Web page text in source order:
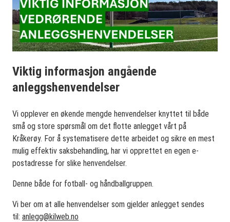
Viktig informasjon angående
anleggshenvendelser
Vi opplever en økende mengde henvendelser knyttet til både
små og store spørsmål om det flotte anlegget vårt på
Kråkerøy. For å systematisere dette arbeidet og sikre en mest
mulig effektiv saksbehandling, har vi opprettet en egen e-
postadresse for slike henvendelser.
Denne både for fotball- og håndballgruppen.
Vi ber om at alle henvendelser som gjelder anlegget sendes
til: anlegg@kilweb.no